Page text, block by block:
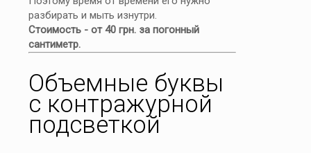
разбирать и мыть изнутри.
Стоимость - от 40 грн. за погонный
сантиметр.
Объемные буквы
с контражурной
подсветкой